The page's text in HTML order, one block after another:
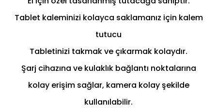
Tablet kaleminizi kolayca saklamanız için kalem
tutucu
Tabletinizi takmak ve çıkarmak kolaydır.
Şarj cihazına ve kulaklık bağlantı noktalarına
kolay erişim sağlar, kamera kolay şekilde
kullanılabilir.